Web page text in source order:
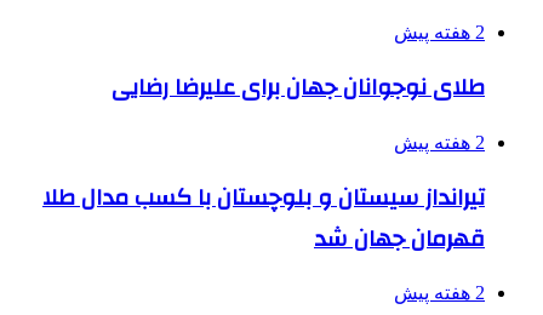
2 هفته پیش
طلای نوجوانان جهان برای علیرضا رضایی
2 هفته پیش
تیرانداز سیستان و بلوچستان با کسب مدال طلا
قهرمان جهان شد
2 هفته پیش